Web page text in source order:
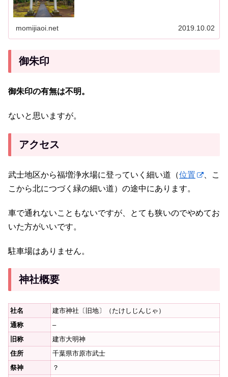
momijiaoi.net 2019.10.02
御朱印
御朱印の有無は不明。
ないと思いますが。
アクセス
武士地区から福増浄水場に登っていく細い道（位置
、こ
こから北につづく緑の細い道）の途中にあります。
車で通れないこともないですが、とても狭いのでやめてお
いた方がいいです。
駐車場はありません。
神社概要
社名
建市神社〔旧地〕（たけしじんじゃ）
通称
–
旧称
建市大明神
住所
千葉県市原市武士
祭神
？